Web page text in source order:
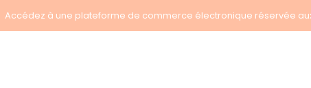
Accédez à une plateforme de commerce électronique réservée